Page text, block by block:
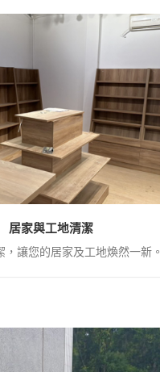
居家與工地清潔
，讓您的居家及工地煥然一新。